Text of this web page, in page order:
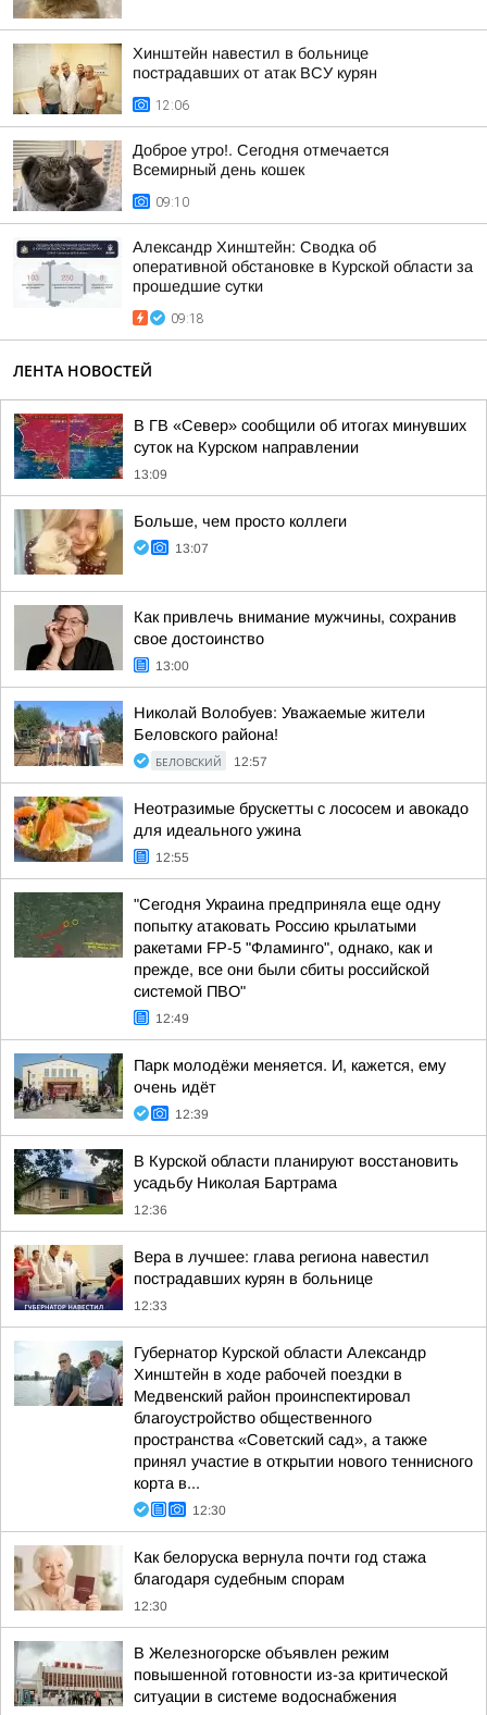
Хинштейн навестил в больнице
пострадавших от атак ВСУ курян
12:06
Доброе утро!. Сегодня отмечается
Всемирный день кошек
09:10
Александр Хинштейн: Сводка об
оперативной обстановке в Курской области за
прошедшие сутки
09:18
ЛЕНТА НОВОСТЕЙ
В ГВ «Север» сообщили об итогах минувших
суток на Курском направлении
13:09
Больше, чем просто коллеги
13:07
Как привлечь внимание мужчины, сохранив
свое достоинство
13:00
Николай Волобуев: Уважаемые жители
Беловского района!
БЕЛОВСКИЙ 12:57
Неотразимые брускетты с лососем и авокадо
для идеального ужина
12:55
"Сегодня Украина предприняла еще одну
попытку атаковать Россию крылатыми
ракетами FP-5 "Фламинго", однако, как и
прежде, все они были сбиты российской
системой ПВО"
12:49
Парк молодёжи меняется. И, кажется, ему
очень идёт
12:39
В Курской области планируют восстановить
усадьбу Николая Бартрама
12:36
Вера в лучшее: глава региона навестил
пострадавших курян в больнице
12:33
Губернатор Курской области Александр
Хинштейн в ходе рабочей поездки в
Медвенский район проинспектировал
благоустройство общественного
пространства «Советский сад», а также
принял участие в открытии нового теннисного
корта в...
12:30
Как белоруска вернула почти год стажа
благодаря судебным спорам
12:30
В Железногорске объявлен режим
повышенной готовности из-за критической
ситуации в системе водоснабжения